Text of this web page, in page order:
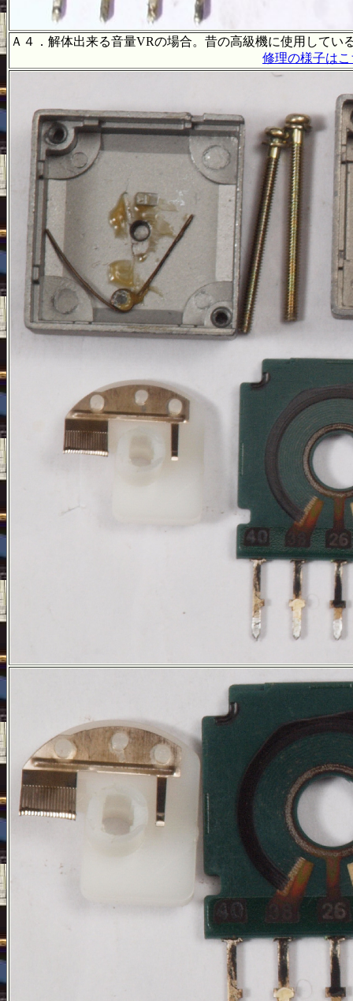
Ａ４．解体出来る音量VRの場合。昔の高級機に使用してい
修理の様子は